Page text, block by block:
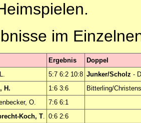
im
Ergebnis
Doppel
5:7 6:2 10:8 Junker/Scholz -
H. 1:6 3:6
Bitterling/
O.
7:6 6:1
Koch, T. 0:6 2:6